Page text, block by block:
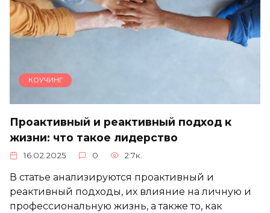
КОУЧИНГ
Проактивный и реактивный подход к
жизни: что такое лидерство
16.02.2025 0 2.7к.
В статье анализируются проактивный и
реактивный подходы, их влияние на личную и
профессиональную жизнь, а также то, как